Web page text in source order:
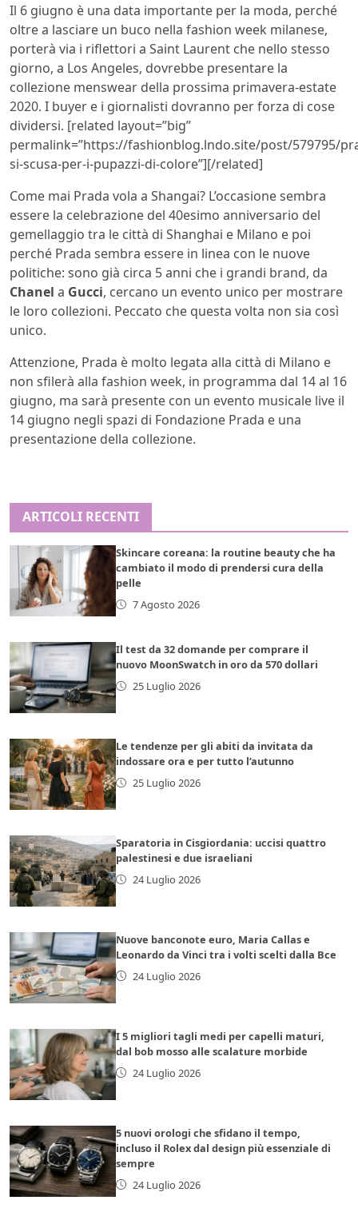
Il 6 giugno è una data importante per la moda, perché
oltre a lasciare un buco nella fashion week milanese,
porterà via i riflettori a Saint Laurent che nello stesso
giorno, a Los Angeles, dovrebbe presentare la
collezione menswear della prossima primavera-estate
2020. I buyer e i giornalisti dovranno per forza di cose
dividersi. [related layout=”big”
permalink=”https://fashionblog.lndo.site/post/579795/
si-scusa-per-i-pupazzi-di-colore”][/related]
Come mai Prada vola a Shangai? L’occasione sembra
essere la celebrazione del 40esimo anniversario del
gemellaggio tra le città di Shanghai e Milano e poi
perché Prada sembra essere in linea con le nuove
politiche: sono già circa 5 anni che i grandi brand, da
Chanel a Gucci, cercano un evento unico per mostrare
le loro collezioni. Peccato che questa volta non sia così
unico.
Attenzione, Prada è molto legata alla città di Milano e
non sfilerà alla fashion week, in programma dal 14 al 16
giugno, ma sarà presente con un evento musicale live il
14 giugno negli spazi di Fondazione Prada e una
presentazione della collezione.
ARTICOLI RECENTI
Skincare coreana: la routine beauty che ha
cambiato il modo di prendersi cura della
pelle
7 Agosto 2026
Il test da 32 domande per comprare il
nuovo MoonSwatch in oro da 570 dollari
25 Luglio 2026
Le tendenze per gli abiti da invitata da
indossare ora e per tutto l’autunno
25 Luglio 2026
Sparatoria in Cisgiordania: uccisi quattro
palestinesi e due israeliani
24 Luglio 2026
Nuove banconote euro, Maria Callas e
Leonardo da Vinci tra i volti scelti dalla Bce
24 Luglio 2026
I 5 migliori tagli medi per capelli maturi,
dal bob mosso alle scalature morbide
24 Luglio 2026
5 nuovi orologi che sfidano il tempo,
incluso il Rolex dal design più essenziale di
sempre
24 Luglio 2026